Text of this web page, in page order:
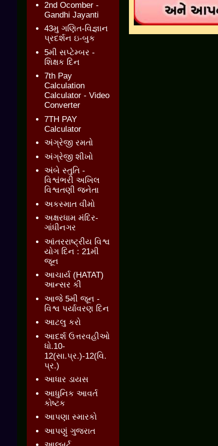
2nd Ocomber -
Gandhi Jayanti
43મુ ગણિત-વિજ્ઞાન
પ્રદર્શન ઇ-બુક
5મી સપ્ટેમ્બર -
શિક્ષક દિન
7th Pay
Calculation
Calculator - Video
Converter
7TH PAY
Calculator
અંગ્રેજી રમતો
અંગ્રેજી શીખો
અંબે સ્તુતિ -
વિશ્વંભરી અખિલ
વિશ્વતણી જનેતા
અકસ્માત વીમો
અક્ષરધામ મંદિર-
ગાંધીનગર
આંતરરાષ્ટ્રીય વિશ્વ
યોગ દિન : 21મી
જૂન
આચાર્ય (HATAT)
આન્સર કી
આજે 5મી જૂન -
વિશ્વ પર્યાવરણ દિન
આટલુ કરો
આદર્શ ઉત્તરવહીઓ
ધો.10-
12(સા.પ્ર.)-12(વિ.
પ્ર.)
આધાર ડાયસ
આધુનિક આવર્ત
કોષ્ટક
આપણા સ્મારકો
આપણું ગુજરાત